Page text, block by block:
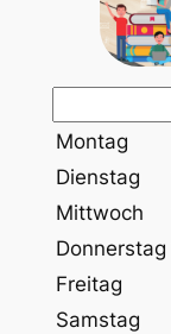
u
c
e
n
Montag
Dienstag
Mittwoch
Donnerstag
Freitag
Samstag